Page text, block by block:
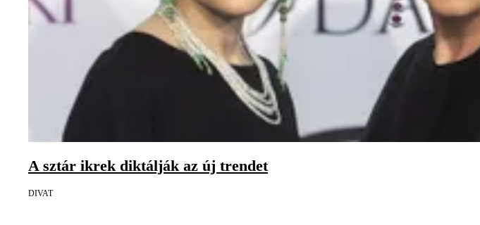
A sztár ikrek diktálják az új trendet
DIVAT